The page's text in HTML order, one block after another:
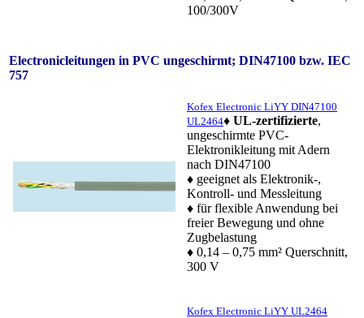
100/300V
Electronicleitungen in PVC ungeschirmt; DIN47100 bzw. IEC
757
Kofex Electronic LiYY DIN47100
UL2464♦ UL-zertifizierte,
ungeschirmte PVC-
Elektronikleitung mit Adern
nach DIN47100
♦ geeignet als Elektronik-,
Kontroll- und Messleitung
♦ für flexible Anwendung bei
freier Bewegung und ohne
Zugbelastung
♦ 0,14 – 0,75 mm² Querschnitt,
300 V
Kofex Electronic LiYY UL2464